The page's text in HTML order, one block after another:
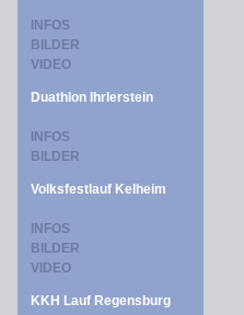
INFOS
BILDER
VIDEO
Duathlon Ihrlerstein
INFOS
BILDER
Volksfestlauf Kelheim
INFOS
BILDER
VIDEO
KKH Lauf Regensburg